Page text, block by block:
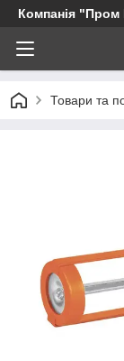
Компанія "Пром
Товари та